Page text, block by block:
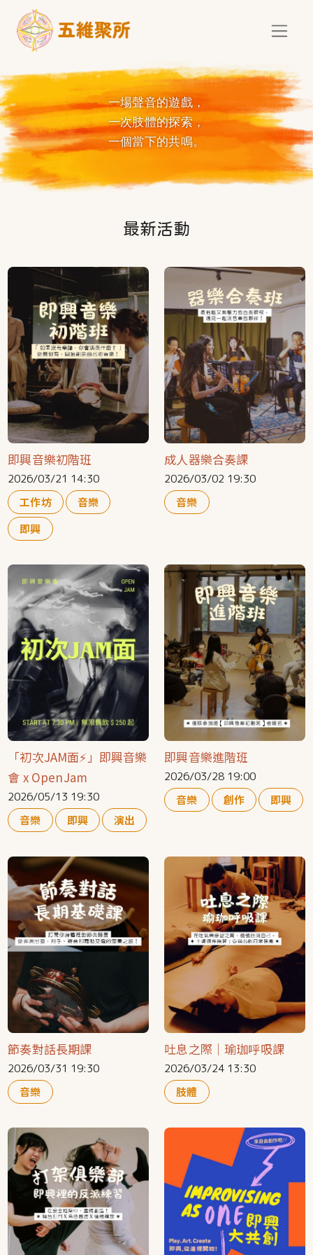
移至主內容
一場聲音的遊戲，
一次肢體的探索，
一個當下的共鳴。
最新活動
即興音樂初階班
2026/03/21 14:30
工作坊
音樂
即興
成人器樂合奏課
2026/03/02 19:30
音樂
「初次JAM面⚡️」即興音樂
會 x OpenJam
2026/05/13 19:30
音樂
即興 演出
即興音樂進階班
2026/03/28 19:00
音樂
創作 即興
節奏對話長期課
2026/03/31 19:30
音樂
吐息之際｜瑜珈呼吸課
2026/03/24 13:30
肢體